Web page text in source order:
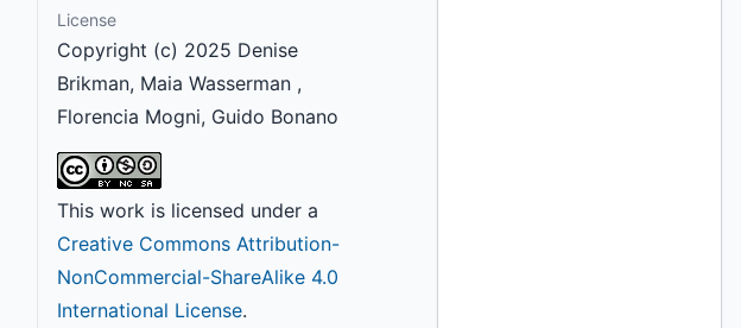
License
Copyright (c) 2025 Denise
Brikman, Maia Wasserman ,
Florencia Mogni, Guido Bonano
This work is licensed under a
Creative Commons Attribution-
NonCommercial-ShareAlike 4.0
International License.